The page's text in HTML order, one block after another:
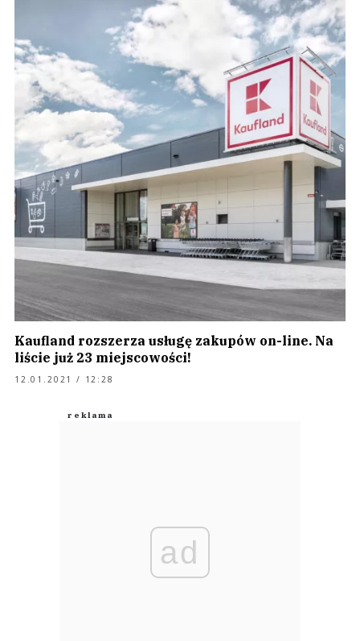
Kaufland rozszerza usługę zakupów on-line. Na
liście już 23 miejscowości!
12.01.2021 / 12:28
ad